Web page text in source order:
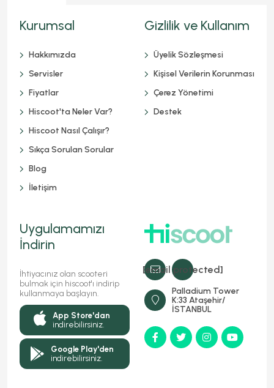
[email protected]
Palladium Tower
K:33 Ataşehir/
İSTANBUL
Kurumsal
Hakkımızda
Servisler
Fiyatlar
Hiscoot'ta Neler Var?
Hiscoot Nasıl Çalışır?
Sıkça Sorulan Sorular
Blog
İletişim
Gizlilik ve Kullanım
Üyelik Sözleşmesi
Kişisel Verilerin Korunması
Çerez Yönetimi
Destek
Uygulamamızı
İndirin
İhtiyacınız olan scooteri
bulmak için hiscoot'ı indirip
kullanmaya başlayın.
App Store'dan
indirebilirsiniz.
Google Play'den
indirebilirsiniz.